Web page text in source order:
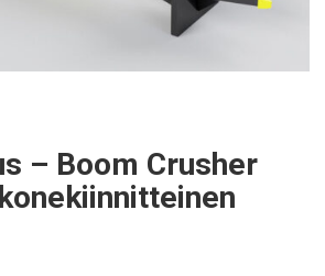
– Boom Crusher